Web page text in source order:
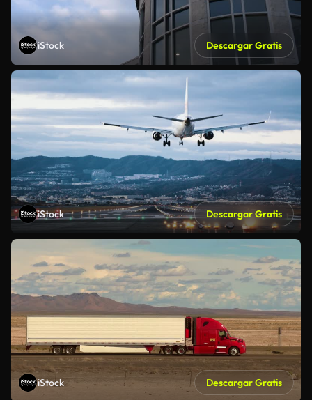
iStock Descargar Gratis
iStock Descargar Gratis
iStock Descargar Gratis